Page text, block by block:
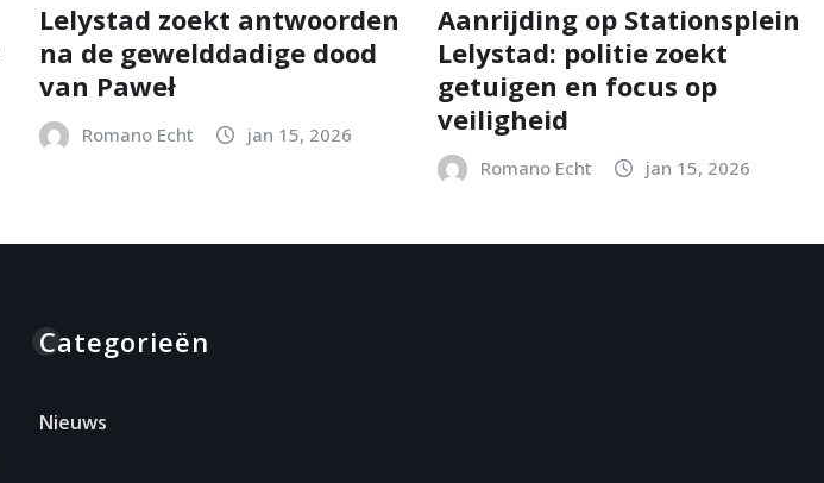
Lelystad zoekt antwoorden
na de gewelddadige dood
van Paweł
Romano Echt jan 15, 2026
Aanrijding op Stationsplein
Lelystad: politie zoekt
getuigen en focus op
veiligheid
Romano Echt jan 15, 2026
Categorieën
Nieuws